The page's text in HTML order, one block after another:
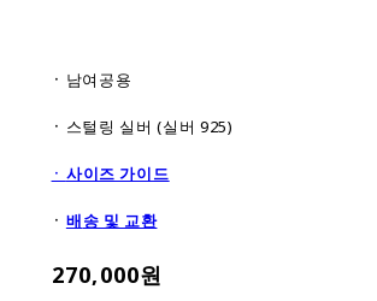
᛫ 남여공용
᛫ 스털링 실버 (실버 925)
᛫ 사이즈 가이드
᛫ 배송 및 교환
270,000원